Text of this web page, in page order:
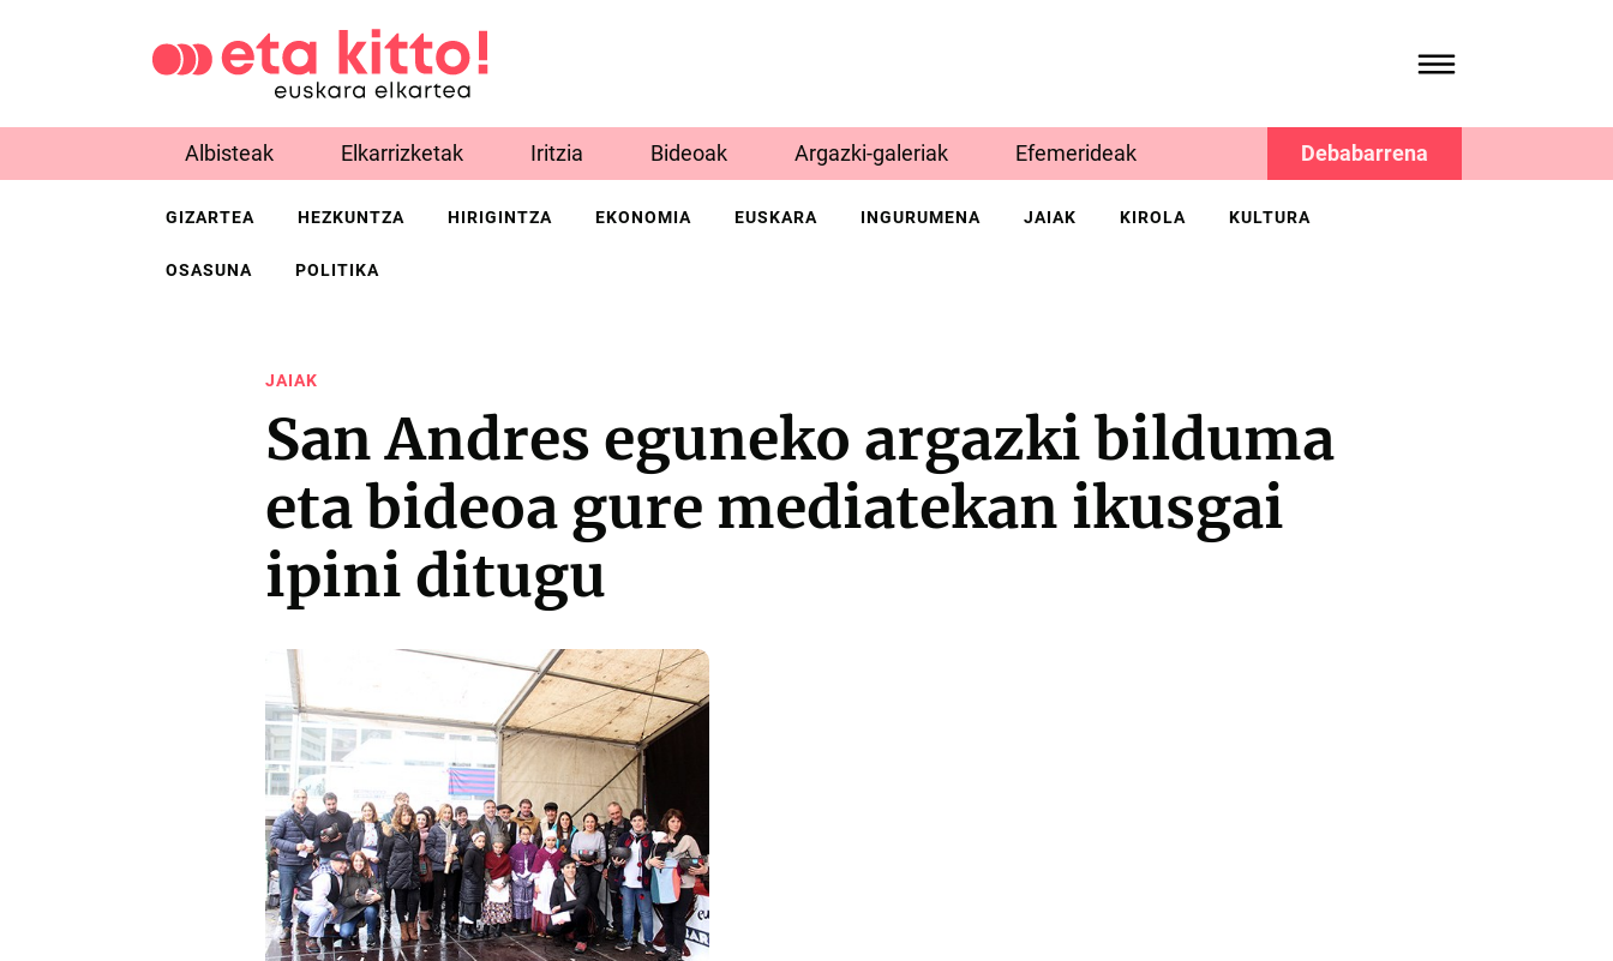
Albisteak Elkarrizketak Iritzia Bideoak Argazki-galeriak Efemerideak Debabarrena
GIZARTEA HEZKUNTZA HIRIGINTZA EKONOMIA EUSKARA INGURUMENA JAIAK KIROLA KULTURA
OSASUNA POLITIKA
JAIAK
San Andres eguneko argazki bilduma
eta bideoa gure mediatekan ikusgai
ipini ditugu